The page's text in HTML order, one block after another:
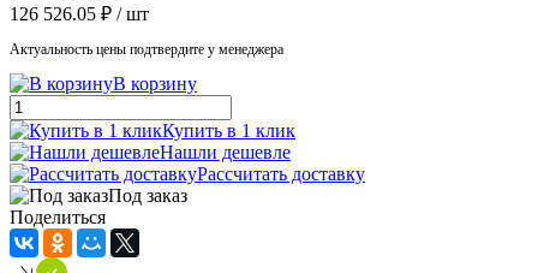
126 526.05 ₽ / шт
Актуальность цены подтвердите у менеджера
В корзину
Купить в 1 клик
Нашли дешевле
Рассчитать доставку
Под заказ
Поделиться